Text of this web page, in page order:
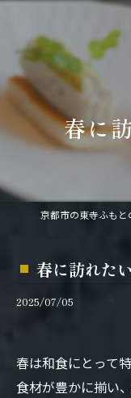
春に
春に訪れた
2025/07/05
春は和食にとって
食材が豊かに揃い